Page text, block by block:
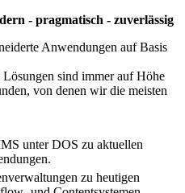
- pragmatisch - zuverlässig
Anwendungen auf Basis
sind immer auf Höhe
von denen wir die meisten
unter DOS zu aktuellen
zu heutigen